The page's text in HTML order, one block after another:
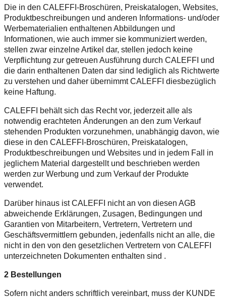
Die in den CALEFFI-Broschüren, Preiskatalogen, Websites,
Produktbeschreibungen und anderen Informations- und/oder
Werbematerialien enthaltenen Abbildungen und
Informationen, wie auch immer sie kommuniziert werden,
stellen zwar einzelne Artikel dar, stellen jedoch keine
Verpflichtung zur getreuen Ausführung durch CALEFFI und
die darin enthaltenen Daten dar sind lediglich als Richtwerte
zu verstehen und daher übernimmt CALEFFI diesbezüglich
keine Haftung.
CALEFFI behält sich das Recht vor, jederzeit alle als
notwendig erachteten Änderungen an den zum Verkauf
stehenden Produkten vorzunehmen, unabhängig davon, wie
diese in den CALEFFI-Broschüren, Preiskatalogen,
Produktbeschreibungen und Websites und in jedem Fall in
jeglichem Material dargestellt und beschrieben werden
werden zur Werbung und zum Verkauf der Produkte
verwendet.
Darüber hinaus ist CALEFFI nicht an von diesen AGB
abweichende Erklärungen, Zusagen, Bedingungen und
Garantien von Mitarbeitern, Vertretern, Vertretern und
Geschäftsvermittlern gebunden, jedenfalls nicht an alle, die
nicht in den von den gesetzlichen Vertretern von CALEFFI
unterzeichneten Dokumenten enthalten sind .
2 Bestellungen
Sofern nicht anders schriftlich vereinbart, muss der KUNDE